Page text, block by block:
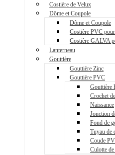
Costière de Velux
Dôme et Coupole
Dôme et Coupole
Costière PVC
Costière GALVA
Lanterneau
Gouttière
Gouttière Zinc
Gouttière PVC
Gouttière
Crochet
Naissance
Jonction
Fond de
Tuyau de
Coude
Culotte